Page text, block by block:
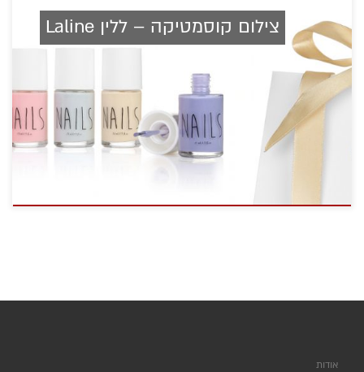
צילום קוסמטיקה – ללין Laline
אודות